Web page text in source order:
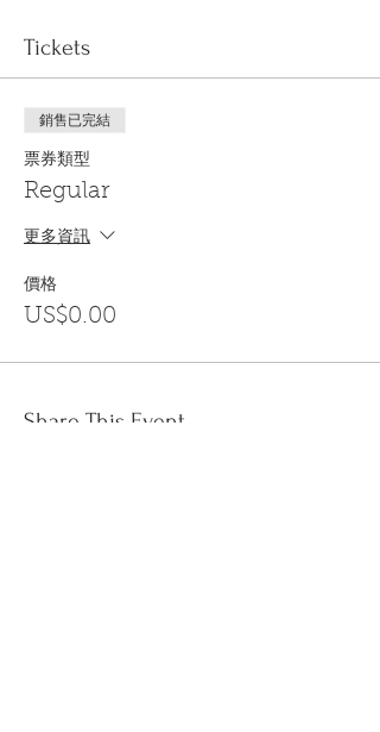
Tickets
銷售已完結
票券類型
Regular
更多資訊
價格
US$0.00
Share This Event